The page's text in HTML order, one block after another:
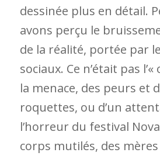
dessinée plus en détail.
avons perçu le
de la réalité, portée par
sociaux. Ce n’était pas
la menace, des peurs et
roquettes, ou d’un
l’horreur du festival
corps mutilés, des